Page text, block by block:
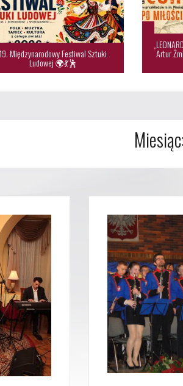
19. Międzynarodowy Festiwal Sztuki
Ludowej 🌍💃🕺
Artur